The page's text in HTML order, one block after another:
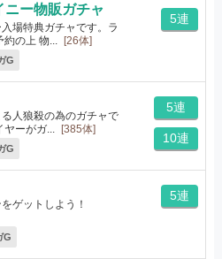
ニー物販ガチャ
場特典ガチャです。ラ
約の上 物...
[26体]
G
5連
人狼殺の為のガチャで
ヤーがガ...
[385体]
G
5連
10連
ゲットしよう！
G
5連